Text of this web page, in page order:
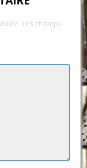
Les champs